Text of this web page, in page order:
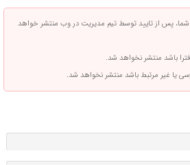
پس از تایید توسط تیم مدیریت در وب منتشر خواهد
باشد منتشر نخواهد شد.
یا غیر مرتبط باشد منتشر نخواهد شد.